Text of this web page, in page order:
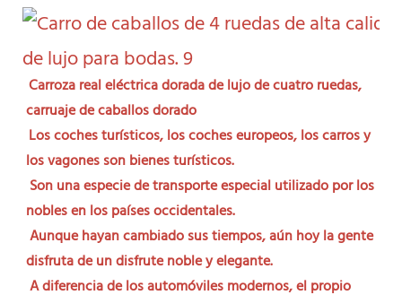
Carroza real eléctrica dorada de lujo de cuatro ruedas,
carruaje de caballos dorado
Los coches turísticos, los coches europeos, los carros y
los vagones son bienes turísticos.
Son una especie de transporte especial utilizado por los
nobles en los países occidentales.
Aunque hayan cambiado sus tiempos, aún hoy la gente
disfruta de un disfrute noble y elegante.
A diferencia de los automóviles modernos, el propio